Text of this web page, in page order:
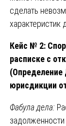
сделать
характеристик
Кейс № 2:
расписке с
(Определение
юрисдикции
Фабула дела: